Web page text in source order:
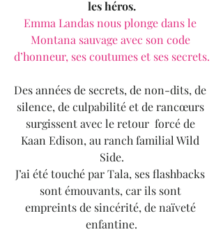
les héros.
Emma Landas nous plonge dans le
Montana sauvage avec son code
d’honneur, ses coutumes et ses secrets.
Des années de secrets, de non-dits, de
silence, de culpabilité et de rancœurs
surgissent avec le retour  forcé de
Kaan Edison, au ranch familial Wild
Side.
J’ai été touché par Tala, ses flashbacks
sont émouvants, car ils sont
empreints de sincérité, de naïveté
enfantine.